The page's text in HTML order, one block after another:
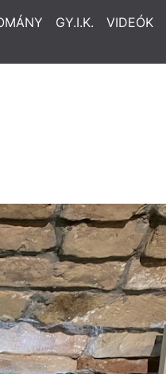
GY.I.K. VIDEÓK